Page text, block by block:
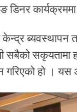
डिनर
ब्यवस्थापन
सबैको
हो । यस